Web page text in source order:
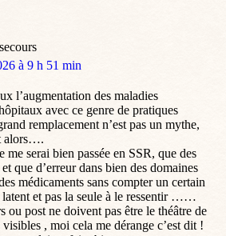
à 9 h 51 min
l’augmentation des maladies
avec ce genre de pratiques
remplacement n’est pas un mythe,
alors….
me serai bien passée en SSR, que des
que d’erreur dans bien des domaines
médicaments sans compter un certain
latent et pas la seule à le ressentir ……
ou post ne doivent pas être le théâtre de
visibles , moi cela me dérange c’est dit !